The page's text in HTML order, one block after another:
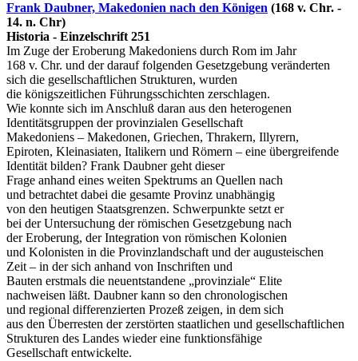
Frank Daubner, Makedonien nach den Königen (168 v. Chr. -
14. n. Chr)
Historia - Einzelschrift 251
Im Zuge der Eroberung Makedoniens durch Rom im Jahr
168 v. Chr. und der darauf folgenden Gesetzgebung veränderten
sich die gesellschaftlichen Strukturen, wurden
die königszeitlichen Führungsschichten zerschlagen.
Wie konnte sich im Anschluß daran aus den heterogenen
Identitätsgruppen der provinzialen Gesellschaft
Makedoniens – Makedonen, Griechen, Thrakern, Illyrern,
Epiroten, Kleinasiaten, Italikern und Römern – eine übergreifende
Identität bilden? Frank Daubner geht dieser
Frage anhand eines weiten Spektrums an Quellen nach
und betrachtet dabei die gesamte Provinz unabhängig
von den heutigen Staatsgrenzen. Schwerpunkte setzt er
bei der Untersuchung der römischen Gesetzgebung nach
der Eroberung, der Integration von römischen Kolonien
und Kolonisten in die Provinzlandschaft und der augusteischen
Zeit – in der sich anhand von Inschriften und
Bauten erstmals die neuentstandene „provinziale“ Elite
nachweisen läßt. Daubner kann so den chronologischen
und regional differenzierten Prozeß zeigen, in dem sich
aus den Überresten der zerstörten staatlichen und gesellschaftlichen
Strukturen des Landes wieder eine funktionsfähige
Gesellschaft entwickelte.